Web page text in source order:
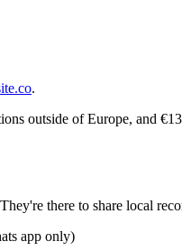
.
outside of Europe, and
there to share local
app only)